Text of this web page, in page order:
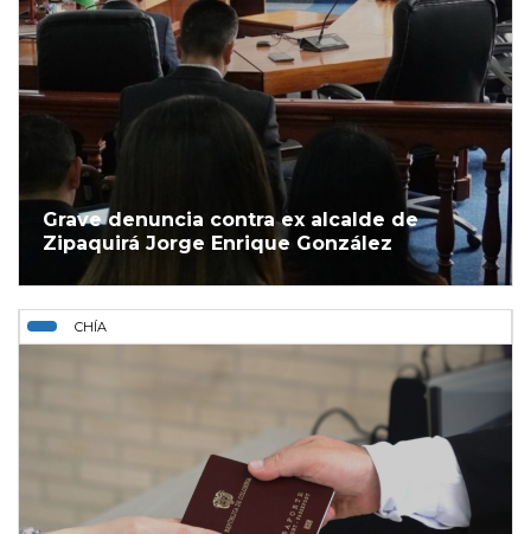
Grave denuncia contra ex alcalde de
Zipaquirá Jorge Enrique González
CHÍA